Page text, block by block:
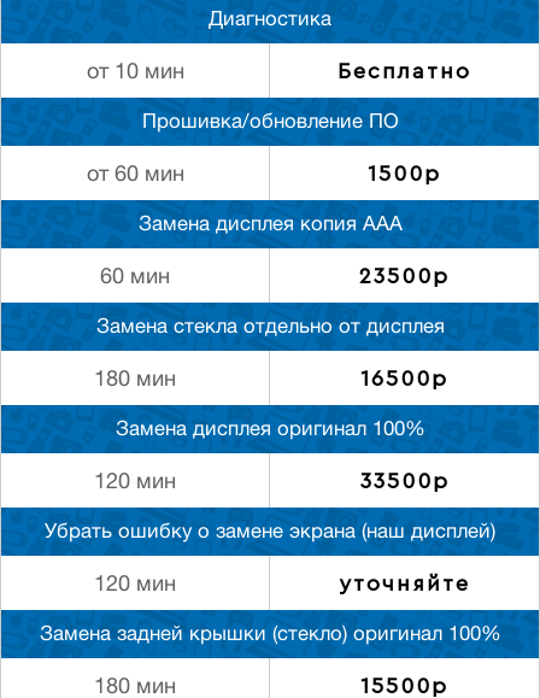
Диагностика
от 10 мин Бесплатно
Прошивка/обновление ПО
от 60 мин 1500р
Замена дисплея копия ААА
60 мин 23500р
Замена стекла отдельно от дисплея
180 мин 16500р
Замена дисплея оригинал 100%
120 мин 33500р
Убрать ошибку о замене экрана (наш дисплей)
120 мин уточняйте
Замена задней крышки (стекло) оригинал 100%
180 мин 15500р